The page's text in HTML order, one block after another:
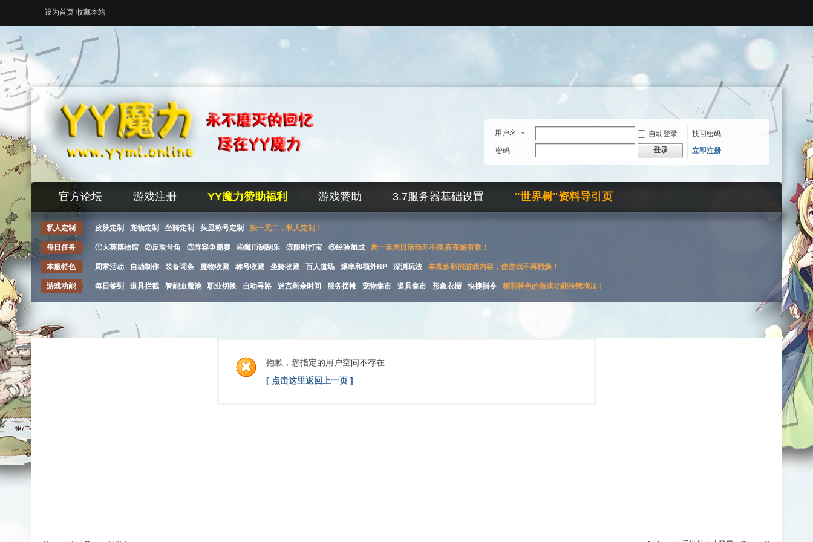
设为首页 收藏本站
用户名 自动登录
找回密码
密码
登录 立即注册
官方论坛 游戏注册 YY魔力赞助福利 游戏赞助 3.7服务器基础设置 "世界树"资料导引页
私人定制 皮肤定制 宠物定制 坐骑定制 头显称号定制 独一无二，私人定制！
每日任务 ①大英博物馆 ②反攻号角 ③阵容争霸赛 ④魔币刮刮乐 ⑤限时打宝 ⑥经验加成 周一至周日活动开不停,夜夜越有歌！
本服特色 周常活动 自动制作 装备词条 魔物收藏 称号收藏 坐骑收藏 百人道场 爆率和额外BP 深渊玩法 丰富多彩的游戏内容，使游戏不再枯燥！
游戏功能 每日签到 道具拦截 智能血魔池 职业切换 自动寻路 迷宫剩余时间 服务摆摊 宠物集市 道具集市 形象衣橱 快捷指令 精彩特色的游戏功能持续增加！
抱歉，您指定的用户空间不存在
[ 点击这里返回上一页 ]